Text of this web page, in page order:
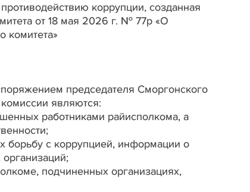
коррупции, созданная
от 18 мая 2026 г. № 77р «О
комитета»
председателя Сморгонского
являются:
работниками райисполкома, а
борьбу с коррупцией, информации о
подчиненных организациях,